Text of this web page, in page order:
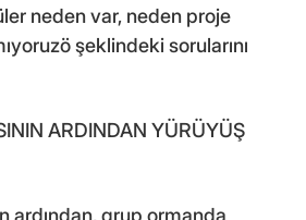
neden var, neden proje
şeklindeki sorularını
ARDINDAN YÜRÜYÜŞ